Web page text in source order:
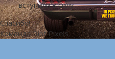
вступили в силу
Спасибо!
Команда Riot Pixels.